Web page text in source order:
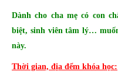
Dành cho cha mẹ có con
biệt, sinh viên tâm lý…
này.
Thời gian, địa đểm khóa học: